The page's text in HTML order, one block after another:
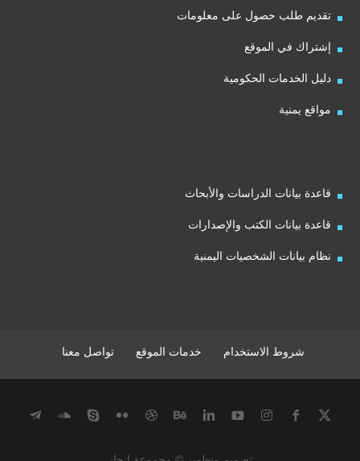
تقديم طلب حصول على معلومات
إشتراك في الموقع
دليل الخدمات الحكومية
مواقع يمنية
قاعدة بيانات الدراسات والأبحاث
قاعدة بيانات الكتب والإصدارات
نظام بيانات الشخصيات اليمنية
شروط الاستخدام خدمات الموقع تواصل معنا